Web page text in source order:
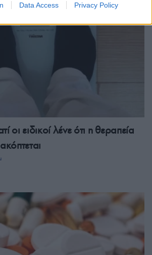
Data Access Privacy Policy
οι ειδικοί λένε ότι η θεραπεία